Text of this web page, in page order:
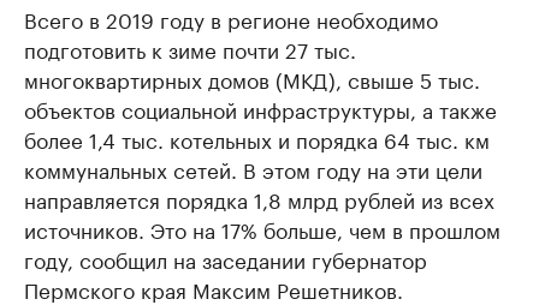
Всего в 2019 году в регионе необходимо
подготовить к зиме почти 27 тыс.
многоквартирных домов (МКД), свыше 5 тыс.
объектов социальной инфраструктуры, а также
более 1,4 тыс. котельных и порядка 64 тыс. км
коммунальных сетей. В этом году на эти цели
направляется порядка 1,8 млрд рублей из всех
источников. Это на 17% больше, чем в прошлом
году, сообщил на заседании губернатор
Пермского края Максим Решетников.